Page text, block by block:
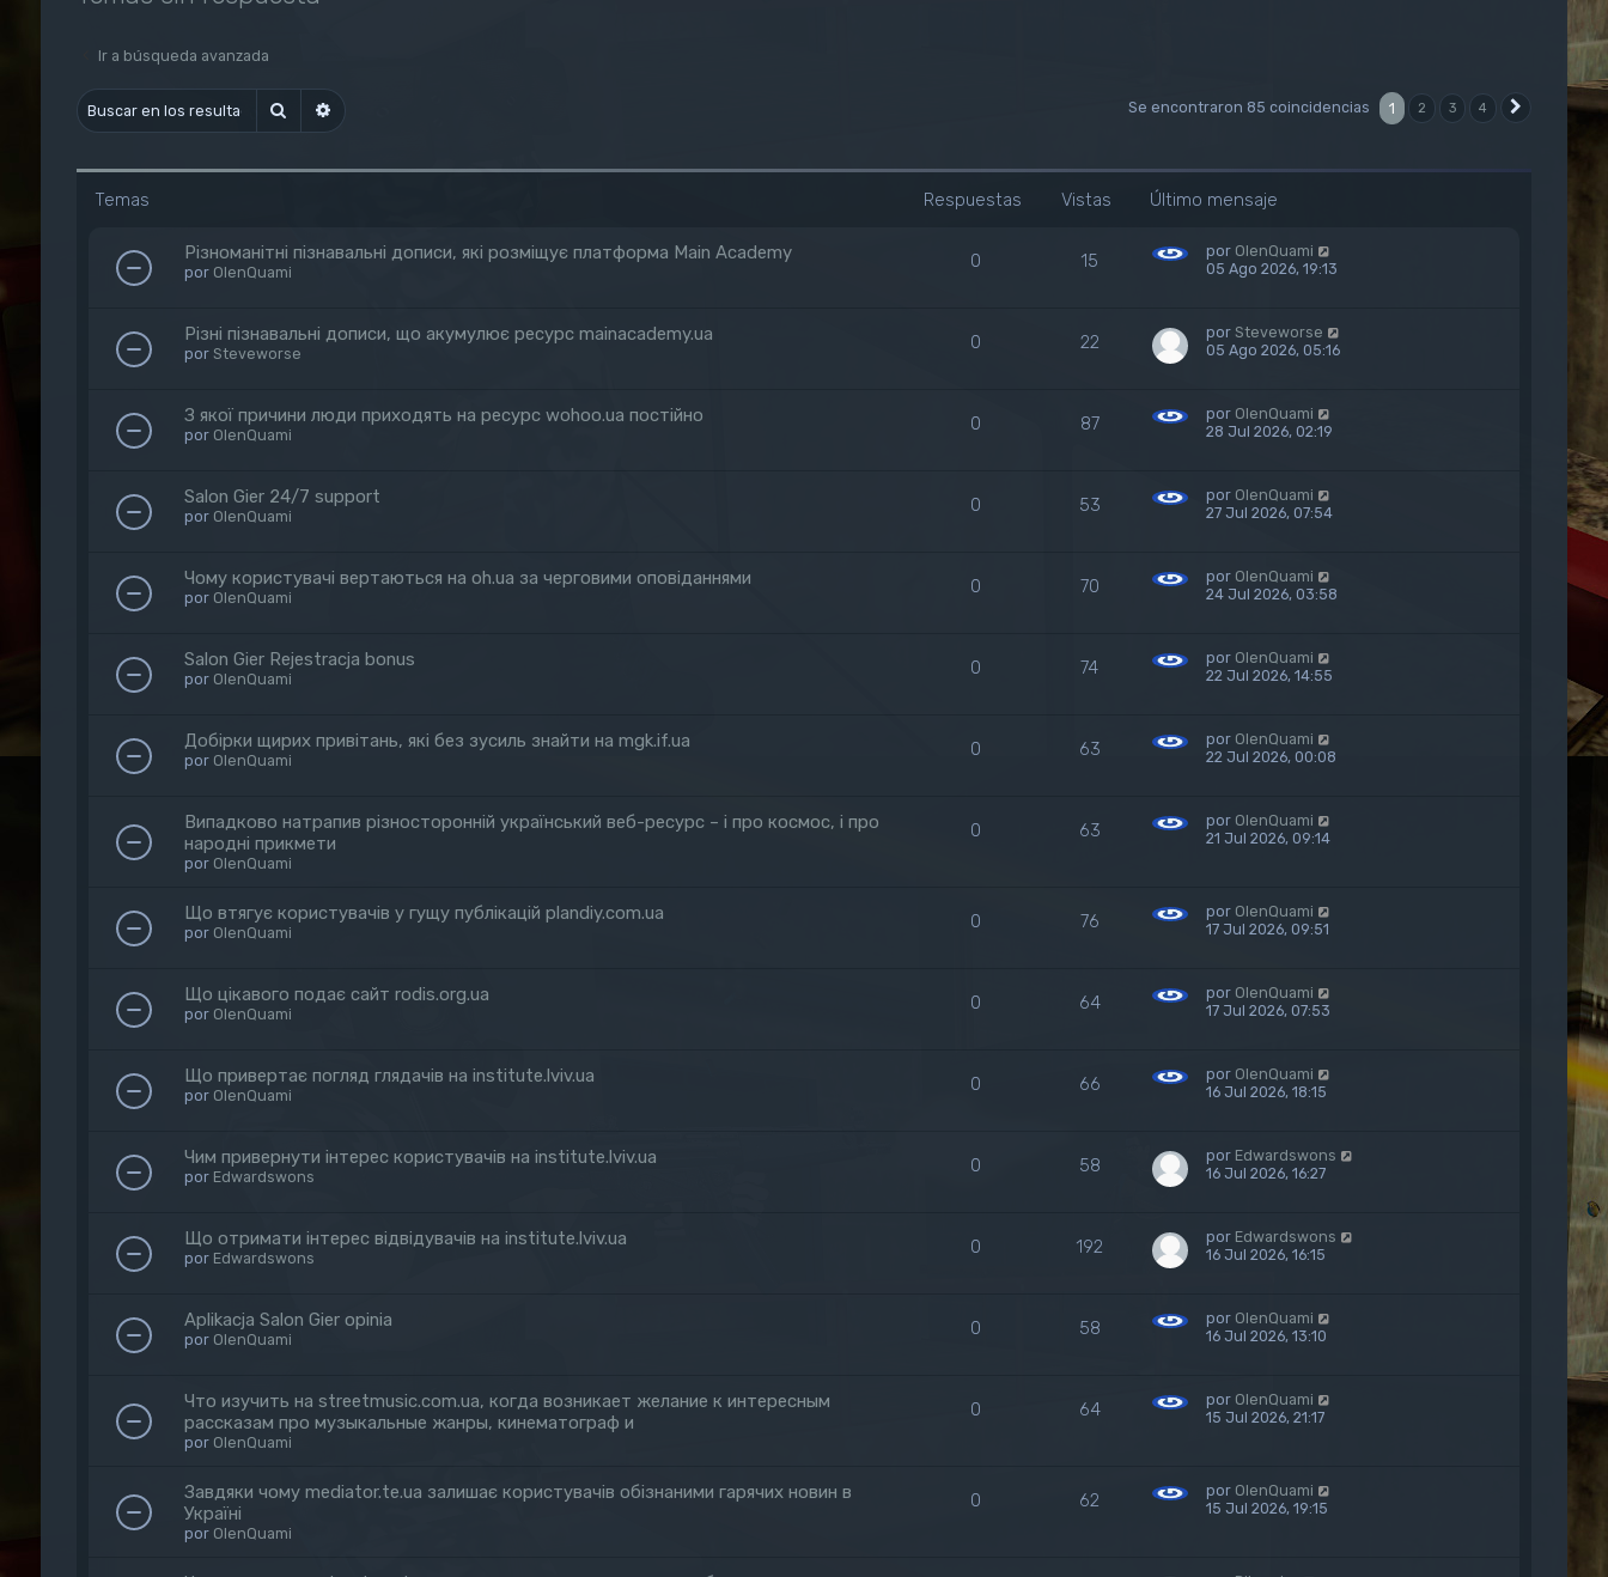
Ir a búsqueda avanzada
Buscar Búsqueda avanzada Se encontraron 85 coincidencias 1 2 3 4 Siguiente
Temas Respuestas Vistas Último mensaje
Різноманітні пізнавальні дописи, які розміщує платформа Main Academy
por OlenQuami
0 15 por OlenQuami
05 Ago 2026, 19:13
Різні пізнавальні дописи, що акумулює ресурс mainacademy.ua
por Steveworse
0 22 por Steveworse
05 Ago 2026, 05:16
З якої причини люди приходять на ресурс wohoo.ua постійно
por OlenQuami
0 87 por OlenQuami
28 Jul 2026, 02:19
Salon Gier 24/7 support
por OlenQuami
0 53 por OlenQuami
27 Jul 2026, 07:54
Чому користувачі вертаються на oh.ua за черговими оповіданнями
por OlenQuami
0 70 por OlenQuami
24 Jul 2026, 03:58
Salon Gier Rejestracja bonus
por OlenQuami
0 74 por OlenQuami
22 Jul 2026, 14:55
Добірки щирих привітань, які без зусиль знайти на mgk.if.ua
por OlenQuami
0 63 por OlenQuami
22 Jul 2026, 00:08
Випадково натрапив різносторонній український веб-ресурс – і про космос, і про
народні прикмети
por OlenQuami
0 63 por OlenQuami
21 Jul 2026, 09:14
Що втягує користувачів у гущу публікацій plandiy.com.ua
por OlenQuami
0 76 por OlenQuami
17 Jul 2026, 09:51
Що цікавого подає сайт rodis.org.ua
por OlenQuami
0 64 por OlenQuami
17 Jul 2026, 07:53
Що привертає погляд глядачів на institute.lviv.ua
por OlenQuami
0 66 por OlenQuami
16 Jul 2026, 18:15
Чим привернути інтерес користувачів на institute.lviv.ua
por Edwardswons
0 58 por Edwardswons
16 Jul 2026, 16:27
Що отримати інтерес відвідувачів на institute.lviv.ua
por Edwardswons
0 192 por Edwardswons
16 Jul 2026, 16:15
Aplikacja Salon Gier opinia
por OlenQuami
0 58 por OlenQuami
16 Jul 2026, 13:10
Что изучить на streetmusic.com.ua, когда возникает желание к интересным
рассказам про музыкальные жанры, кинематограф и
por OlenQuami
0 64 por OlenQuami
15 Jul 2026, 21:17
Завдяки чому mediator.te.ua залишає користувачів обізнаними гарячих новин в
Україні
por OlenQuami
0 62 por OlenQuami
15 Jul 2026, 19:15